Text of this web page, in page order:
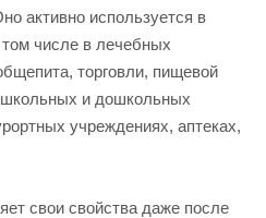
активно используется в
числе в лечебных
торговли, пищевой
и дошкольных
учреждениях, аптеках,
свои свойства даже после